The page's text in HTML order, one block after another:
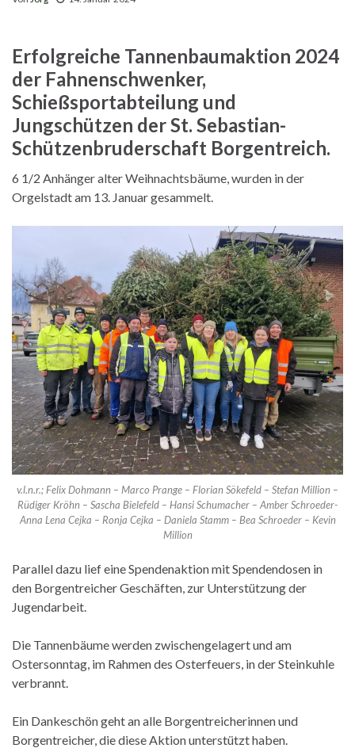
Erfolgreiche Tannenbaumaktion 2024
der Fahnenschwenker,
Schießsportabteilung und
Jungschützen der St. Sebastian-
Schützenbruderschaft Borgentreich.
6 1/2 Anhänger alter Weihnachtsbäume, wurden in der
Orgelstadt am 13. Januar gesammelt.
v.l.n.r.; Felix Dohmann – Marco Prange – Florian Sökefeld – Stefan Million –
Rüdiger Kröhn – Sascha Bielefeld – Hansi Schumacher – Amber Schroeder-
Anna Lena Cejka – Ronja Cejka – Daniela Stamm – Bea Schroeder – Kevin
Million
Parallel dazu lief eine Spendenaktion mit Spendendosen in
den Borgentreicher Geschäften, zur Unterstützung der
Jugendarbeit.
Die Tannenbäume werden zwischengelagert und am
Ostersonntag, im Rahmen des Osterfeuers, in der Steinkuhle
verbrannt.
Ein Dankeschön geht an alle Borgentreicherinnen und
Borgentreicher, die diese Aktion unterstützt haben.